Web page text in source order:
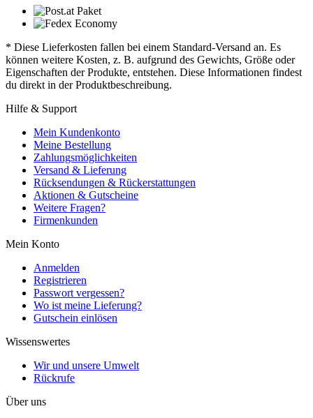
* Diese Lieferkosten fallen bei einem Standard-Versand an. Es
können weitere Kosten, z. B. aufgrund des Gewichts, Größe oder
Eigenschaften der Produkte, entstehen. Diese Informationen findest
du direkt in der Produktbeschreibung.
Hilfe & Support
Mein Kundenkonto
Meine Bestellung
Zahlungsmöglichkeiten
Versand & Lieferung
Rücksendungen & Rückerstattungen
Aktionen & Gutscheine
Weitere Fragen?
Firmenkunden
Mein Konto
Anmelden
Registrieren
Passwort vergessen?
Wo ist meine Lieferung?
Gutschein einlösen
Wissenswertes
Wir und unsere Umwelt
Rückrufe
Über uns